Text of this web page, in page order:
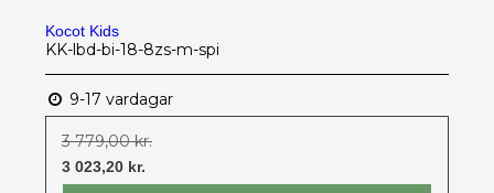
Kocot Kids
KK-lbd-bi-18-8zs-m-spi
9-17 vardagar
3 779,00 kr.
3 023,20 kr.